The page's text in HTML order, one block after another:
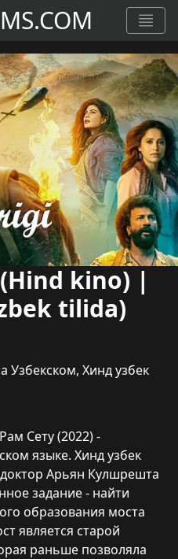
kino) |
tilida)
Узбекском, Хинд узбек
Сету (2022) -
языке. Хинд узбек
Арьян Кулшрешта
задание - найти
образования моста
является старой
раньше позволяла